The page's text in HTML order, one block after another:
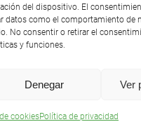
del dispositivo. El
datos como el comportamiento de
No consentir o retirar el
y funciones.
Denegar Ver
cookiesPolítica de privacidad